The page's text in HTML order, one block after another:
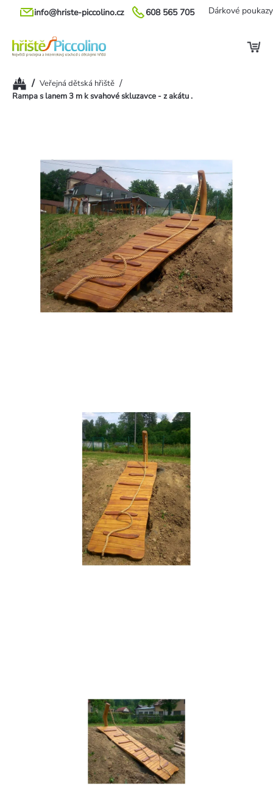
Přejít
608 565 705
info@hriste-piccolino.cz Dárkové poukazy
Domů/ Veřejná dětská hřiště /
Rampa s lanem 3 m k svahové skluzavce - z akátu .